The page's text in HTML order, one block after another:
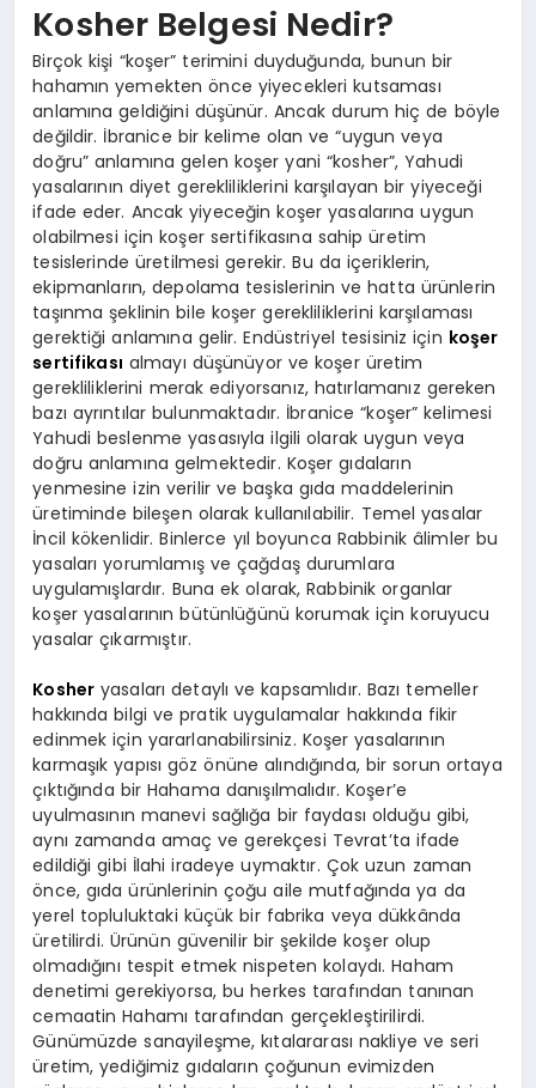
Kosher Belgesi Nedir?
Birçok kişi “koşer” terimini duyduğunda, bunun bir
hahamın yemekten önce yiyecekleri kutsaması
anlamına geldiğini düşünür. Ancak durum hiç de böyle
değildir. İbranice bir kelime olan ve “uygun veya
doğru” anlamına gelen koşer yani “kosher”, Yahudi
yasalarının diyet gerekliliklerini karşılayan bir yiyeceği
ifade eder. Ancak yiyeceğin koşer yasalarına uygun
olabilmesi için koşer sertifikasına sahip üretim
tesislerinde üretilmesi gerekir. Bu da içeriklerin,
ekipmanların, depolama tesislerinin ve hatta ürünlerin
taşınma şeklinin bile koşer gerekliliklerini karşılaması
gerektiği anlamına gelir. Endüstriyel tesisiniz için koşer
sertifikası almayı düşünüyor ve koşer üretim
gerekliliklerini merak ediyorsanız, hatırlamanız gereken
bazı ayrıntılar bulunmaktadır. İbranice “koşer” kelimesi
Yahudi beslenme yasasıyla ilgili olarak uygun veya
doğru anlamına gelmektedir. Koşer gıdaların
yenmesine izin verilir ve başka gıda maddelerinin
üretiminde bileşen olarak kullanılabilir. Temel yasalar
İncil kökenlidir. Binlerce yıl boyunca Rabbinik âlimler bu
yasaları yorumlamış ve çağdaş durumlara
uygulamışlardır. Buna ek olarak, Rabbinik organlar
koşer yasalarının bütünlüğünü korumak için koruyucu
yasalar çıkarmıştır.
Kosher yasaları detaylı ve kapsamlıdır. Bazı temeller
hakkında bilgi ve pratik uygulamalar hakkında fikir
edinmek için yararlanabilirsiniz. Koşer yasalarının
karmaşık yapısı göz önüne alındığında, bir sorun ortaya
çıktığında bir Hahama danışılmalıdır. Koşer’e
uyulmasının manevi sağlığa bir faydası olduğu gibi,
aynı zamanda amaç ve gerekçesi Tevrat’ta ifade
edildiği gibi İlahi iradeye uymaktır. Çok uzun zaman
önce, gıda ürünlerinin çoğu aile mutfağında ya da
yerel topluluktaki küçük bir fabrika veya dükkânda
üretilirdi. Ürünün güvenilir bir şekilde koşer olup
olmadığını tespit etmek nispeten kolaydı. Haham
denetimi gerekiyorsa, bu herkes tarafından tanınan
cemaatin Hahamı tarafından gerçekleştirilirdi.
Günümüzde sanayileşme, kıtalararası nakliye ve seri
üretim, yediğimiz gıdaların çoğunun evimizden